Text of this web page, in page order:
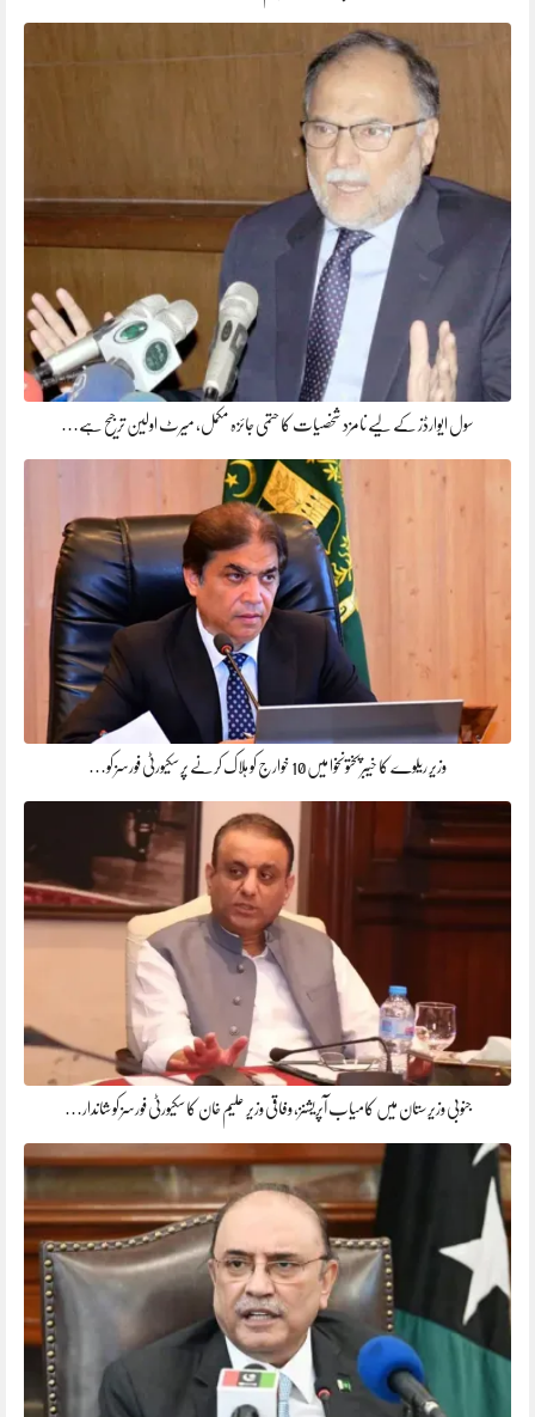
سول ایوارڈز کے لیے نامزد شخصیات کا حتمی جائزہ مکمل، میرٹ اولین ترجیح ہے…
وزیر ریلوے کا خیبرپختونخوا میں 10 خوارج کو ہلاک کرنے پر سکیورٹی فورسز کو…
جنوبی وزیرستان میں کامیاب آپریشنز، وفاقی وزیر علیم خان کا سکیورٹی فورسز کو شاندار…